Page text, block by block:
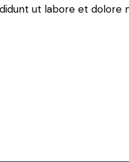
ut labore et dolore